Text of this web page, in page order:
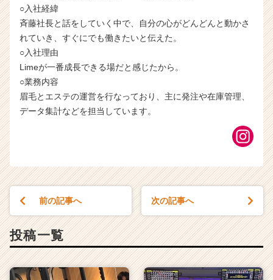
○入社経緯
斉藤社長と話をしていく中で、自分の心がどんどんと動かさ
れていき、すぐにでも働きたいと伝えた。
○入社理由
Limeが一番成長できる場だと感じたから。
○業務内容
眉毛とエステの運営を行なっており、主に発注や在庫管理、
データ集計などを担当しています。
前の記事へ 次の記事へ
投稿一覧